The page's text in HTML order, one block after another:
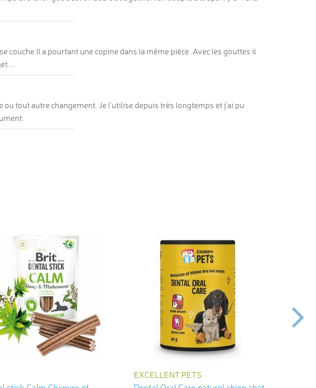
couche.Il a pourtant une copine dans la même pièce .Avec les gouttes il
...
tout autre changement. Je l'utilise depuis très longtemps et j'ai pu
EXCELLENT PETS